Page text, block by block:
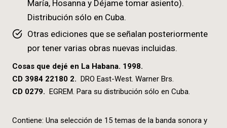
María, Hosanna y Déjame tomar asiento).
Distribución sólo en Cuba.
Otras ediciones que se señalan posteriormente
por tener varias obras nuevas incluidas.
Cosas que dejé en La Habana. 1998.
CD 3984 22180 2. DRO East-West. Warner Brs.
CD 0279. EGREM. Para su distribución sólo en Cuba.
Contiene: Una selección de 15 temas de la banda sonora y